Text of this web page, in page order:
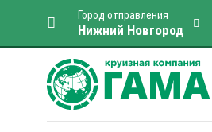
Город отправления
Нижний Новгород